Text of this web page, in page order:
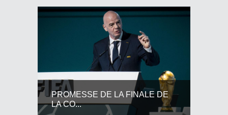
PROMESSE DE LA FINALE DE
LA CO...